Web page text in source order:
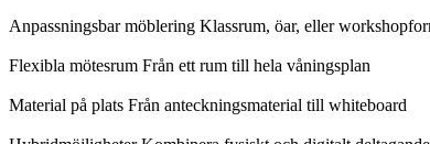
Anpassningsbar möblering Klassrum, öar, eller
Flexibla mötesrum Från ett rum till hela våningsplan
Material på plats Från anteckningsmaterial till whiteboard